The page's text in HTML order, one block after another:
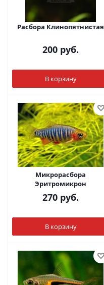
Расбора Клинопятнистая
200 руб.
В корзину
Микрорасбора
Эритромикрон
270 руб.
В корзину